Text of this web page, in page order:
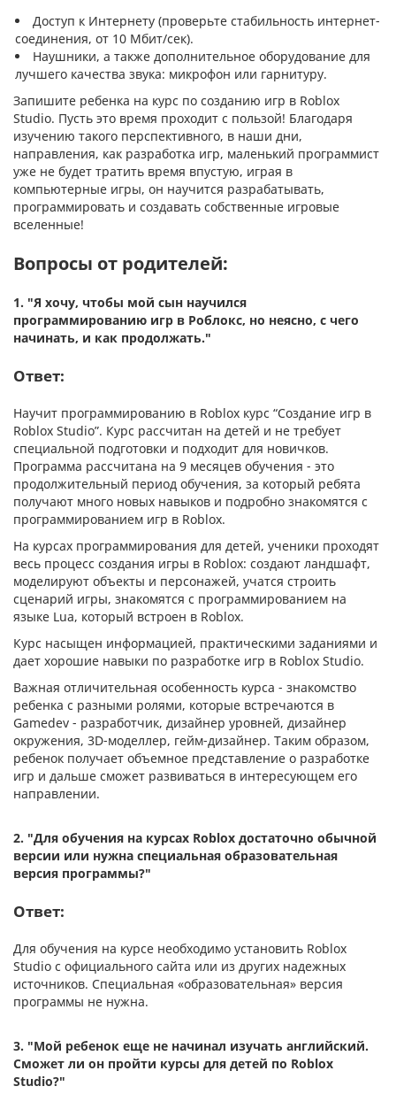
Доступ к Интернету (проверьте стабильность интернет-
соединения, от 10 Мбит/сек).
Наушники, а также дополнительное оборудование для
лучшего качества звука: микрофон или гарнитуру.
Запишите ребенка на курс по созданию игр в Roblox
Studio. Пусть это время проходит с пользой! Благодаря
изучению такого перспективного, в наши дни,
направления, как разработка игр, маленький программист
уже не будет тратить время впустую, играя в
компьютерные игры, он научится разрабатывать,
программировать и создавать собственные игровые
вселенные!
Вопросы от родителей:
1. "Я хочу, чтобы мой сын научился
программированию игр в Роблокс, но неясно, с чего
начинать, и как продолжать."
Ответ:
Научит программированию в Roblox курс “Создание игр в
Roblox Studio”. Курс рассчитан на детей и не требует
специальной подготовки и подходит для новичков.
Программа рассчитана на 9 месяцев обучения - это
продолжительный период обучения, за который ребята
получают много новых навыков и подробно знакомятся с
программированием игр в Roblox.
На курсах программирования для детей, ученики проходят
весь процесс создания игры в Roblox: создают ландшафт,
моделируют объекты и персонажей, учатся строить
сценарий игры, знакомятся с программированием на
языке Lua, который встроен в Roblox.
Курс насыщен информацией, практическими заданиями и
дает хорошие навыки по разработке игр в Roblox Studio.
Важная отличительная особенность курса - знакомство
ребенка с разными ролями, которые встречаются в
Gamedev - разработчик, дизайнер уровней, дизайнер
окружения, 3D-моделлер, гейм-дизайнер. Таким образом,
ребенок получает объемное представление о разработке
игр и дальше сможет развиваться в интересующем его
направлении.
2. "Для обучения на курсах Roblox достаточно обычной
версии или нужна специальная образовательная
версия программы?"
Ответ:
Для обучения на курсе необходимо установить Roblox
Studio с официального сайта или из других надежных
источников. Специальная «‎образовательная» версия
программы не нужна.
3. "Мой ребенок еще не начинал изучать английский.
Сможет ли он пройти курсы для детей по Roblox
Studio?"